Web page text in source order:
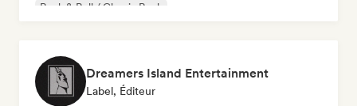
Rock & Roll / Classic Rock
Dreamers Island Entertainment
Label, Éditeur